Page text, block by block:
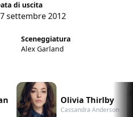
di uscita
settembre 2012
Sceneggiatura
Alex Garland
Olivia Thirlby
Cassandra Anderson